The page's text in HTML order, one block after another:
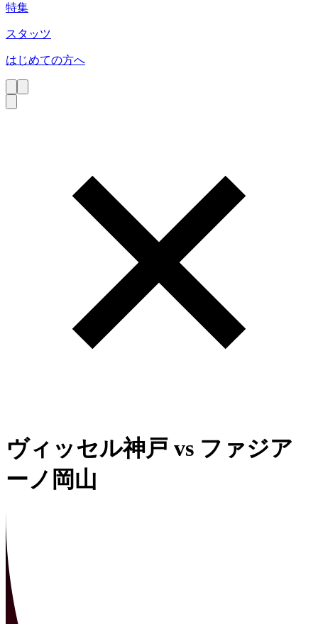
特集
スタッツ
はじめての方へ
ヴィッセル神戸 vs ファジア
ーノ岡山